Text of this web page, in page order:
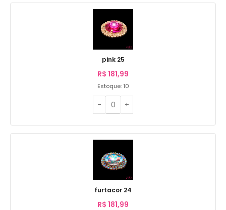
pink 25
R$ 181,99
Estoque: 10
furtacor 24
R$ 181,99